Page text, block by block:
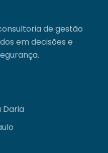
de gestão
em decisões e
Daria